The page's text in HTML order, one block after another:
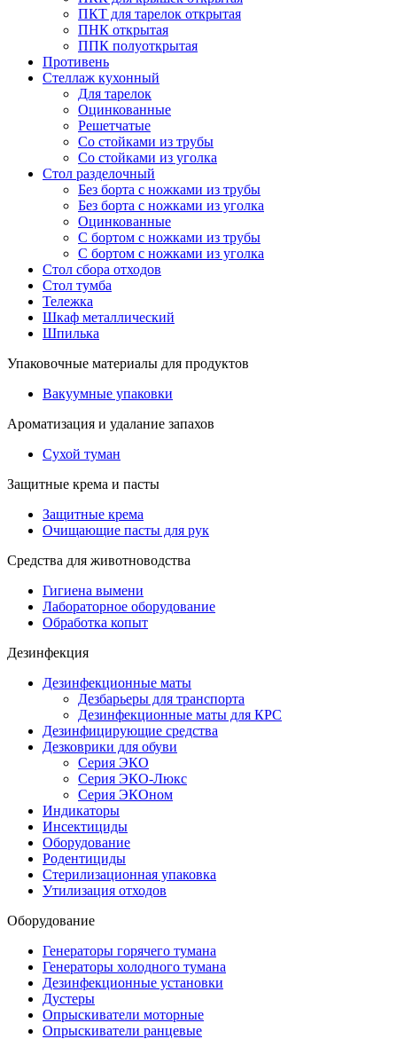
ПКТ для тарелок открытая
ПНК открытая
ППК полуоткрытая
Противень
Стеллаж кухонный
Для тарелок
Оцинкованные
Решетчатые
Со стойками из трубы
Со стойками из уголка
Стол разделочный
Без борта с ножками из трубы
Без борта с ножками из уголка
Оцинкованные
С бортом с ножками из трубы
С бортом с ножками из уголка
Стол сбора отходов
Стол тумба
Тележка
Шкаф металлический
Шпилька
Упаковочные материалы для продуктов
Вакуумные упаковки
Ароматизация и удалание запахов
Сухой туман
Защитные крема и пасты
Защитные крема
Очищающие пасты для рук
Средства для животноводства
Гигиена вымени
Лабораторное оборудование
Обработка копыт
Дезинфекция
Дезинфекционные маты
Дезбарьеры для транспорта
Дезинфекционные маты для КРС
Дезинфицирующие средства
Дезковрики для обуви
Серия ЭКО
Серия ЭКО-Люкс
Серия ЭКОном
Индикаторы
Инсектициды
Оборудование
Родентициды
Стерилизационная упаковка
Утилизация отходов
Оборудование
Генераторы горячего тумана
Генераторы холодного тумана
Дезинфекционные установки
Дустеры
Опрыскиватели моторные
Опрыскиватели ранцевые